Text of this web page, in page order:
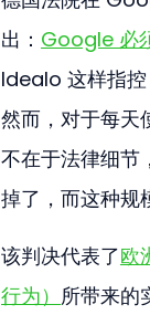
出： Google 必
Idealo 这样指
然而，对于每天
不在于法律细节
掉了，而这种规
该判决代表了欧
行为） 所带来的